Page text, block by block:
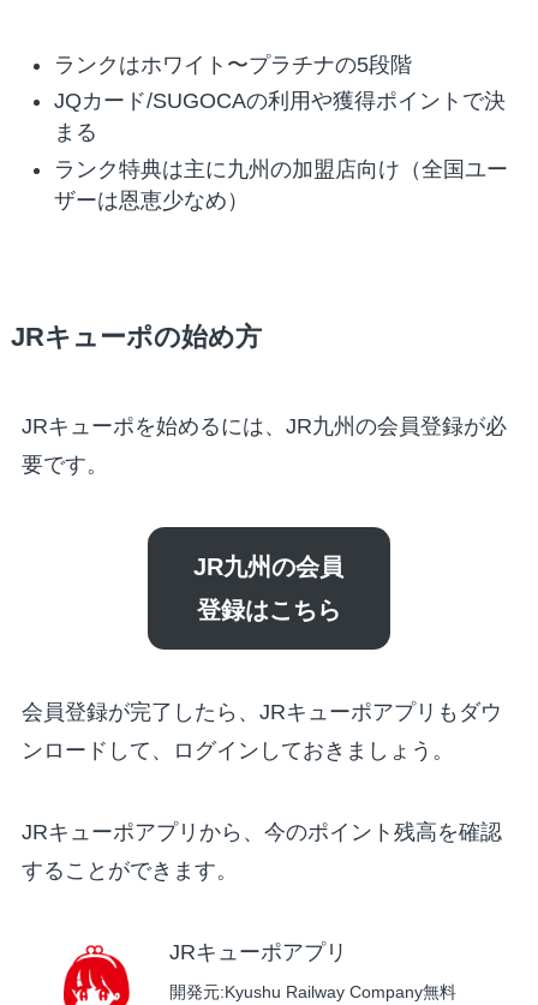
ランクはホワイト〜プラチナの5段階
JQカード/SUGOCAの利用や獲得ポイントで決
まる
ランク特典は主に九州の加盟店向け（全国ユー
ザーは恩恵少なめ）
JRキューポの始め方
JRキューポを始めるには、JR九州の会員登録が必
要です。
JR九州の会員
登録はこちら
会員登録が完了したら、JRキューポアプリもダウ
ンロードして、ログインしておきましょう。
JRキューポアプリから、今のポイント残高を確認
することができます。
JRキューポアプリ
開発元:Kyushu Railway Company無料